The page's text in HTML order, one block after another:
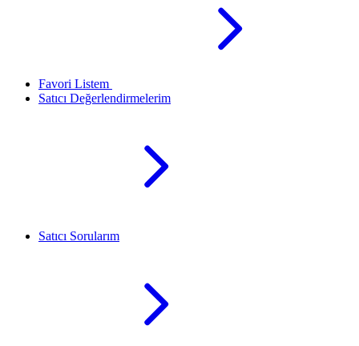
Favori Listem
Satıcı Değerlendirmelerim
Satıcı Sorularım